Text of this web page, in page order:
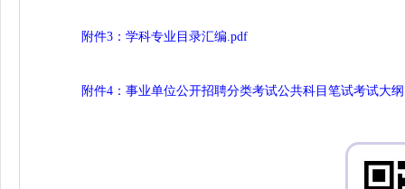
附件3：学科专业目录汇编.pdf
附件4：事业单位公开招聘分类考试公共科目笔试考试大纲